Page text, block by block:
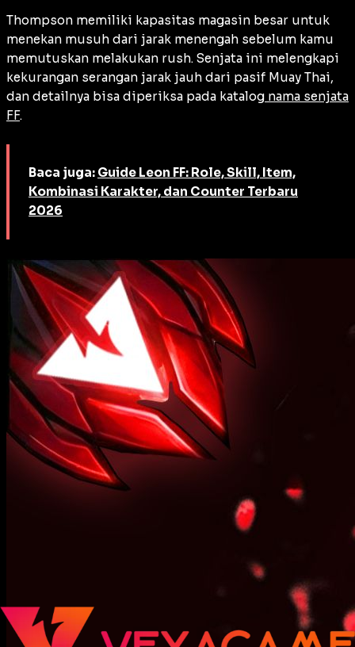
Thompson memiliki kapasitas magasin besar untuk
menekan musuh dari jarak menengah sebelum kamu
memutuskan melakukan rush. Senjata ini melengkapi
kekurangan serangan jarak jauh dari pasif Muay Thai,
dan detailnya bisa diperiksa pada katalog nama senjata
FF.
Baca juga: Guide Leon FF: Role, Skill, Item,
Kombinasi Karakter, dan Counter Terbaru
2026